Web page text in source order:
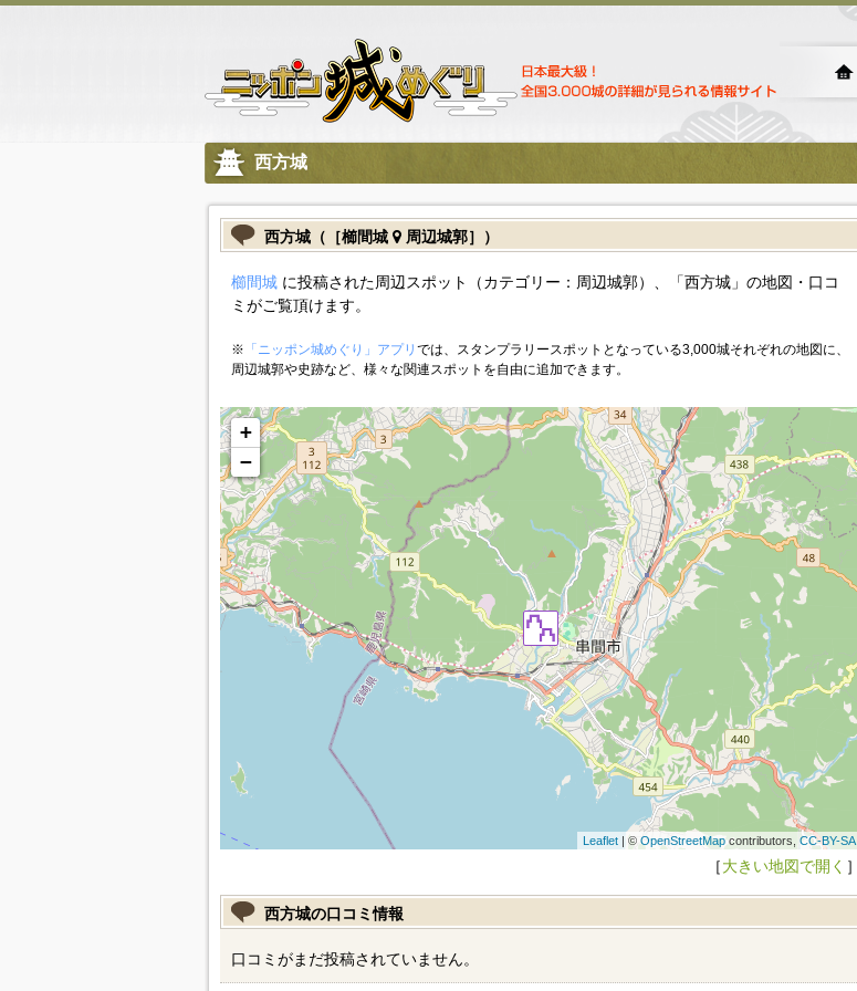
西方城
西方城（［櫛間城 周辺城郭］）
櫛間城に投稿された周辺スポット（カテゴリー：周辺城郭）、「西方城」の地図・口コ
ミがご覧頂けます。
※ 「ニッポン城めぐり」アプリ では、スタンプラリースポットとなっている3,000城それぞれの地図に、
周辺城郭や史跡など、様々な関連スポットを自由に追加できます。
+
−
Leaflet| © OpenStreetMapcontributors, CC-BY-SA
［大きい地図で開く ］
西方城の口コミ情報
口コミがまだ投稿されていません。